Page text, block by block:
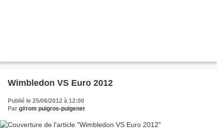
Wimbledon VS Euro 2012
Publié le 25/06/2012 à 12:00
Par g#rom puigros-puigener